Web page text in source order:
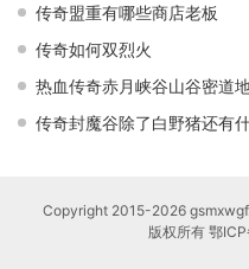
传奇盟重有哪些商店老板
传奇如何双烈火
热血传奇赤月峡谷山谷密道
传奇封魔谷除了白野猪还有
Copyright 2015-2026
版权所有 鄂